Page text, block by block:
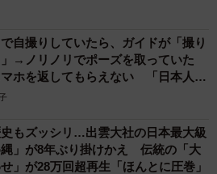
すると76.2％が1万人未満という
以上のフォロワー数」と答えた人
とフォロワー数のクロス集計を
ワー数が多い人ほど月収が高い傾
結果になったそうです。
自撮りしていたら、ガイドが「撮り
」→ノリノリでポーズを取っていた
ホを返してもらえない 「日本人は
も」「私は6時間で3万円払った」
もズッシリ…出雲大社の日本最大級
縄」が8年ぶり掛けかえ 伝統の「大
」が28万回超再生「ほんとに圧巻」